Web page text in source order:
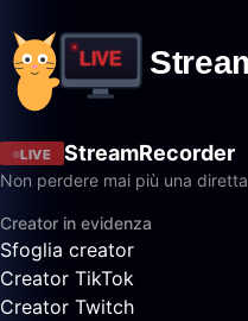
LIVE StreamRecorder
Non perdere mai più una diretta
Creator in evidenza
Sfoglia creator
Creator TikTok
Creator Twitch